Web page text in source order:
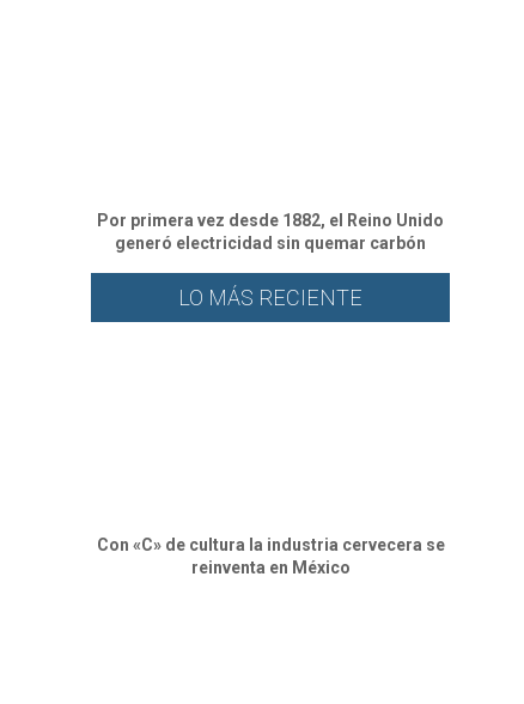
Por primera vez desde 1882, el Reino Unido
generó electricidad sin quemar carbón
LO MÁS RECIENTE
Con «C» de cultura la industria cervecera se
reinventa en México